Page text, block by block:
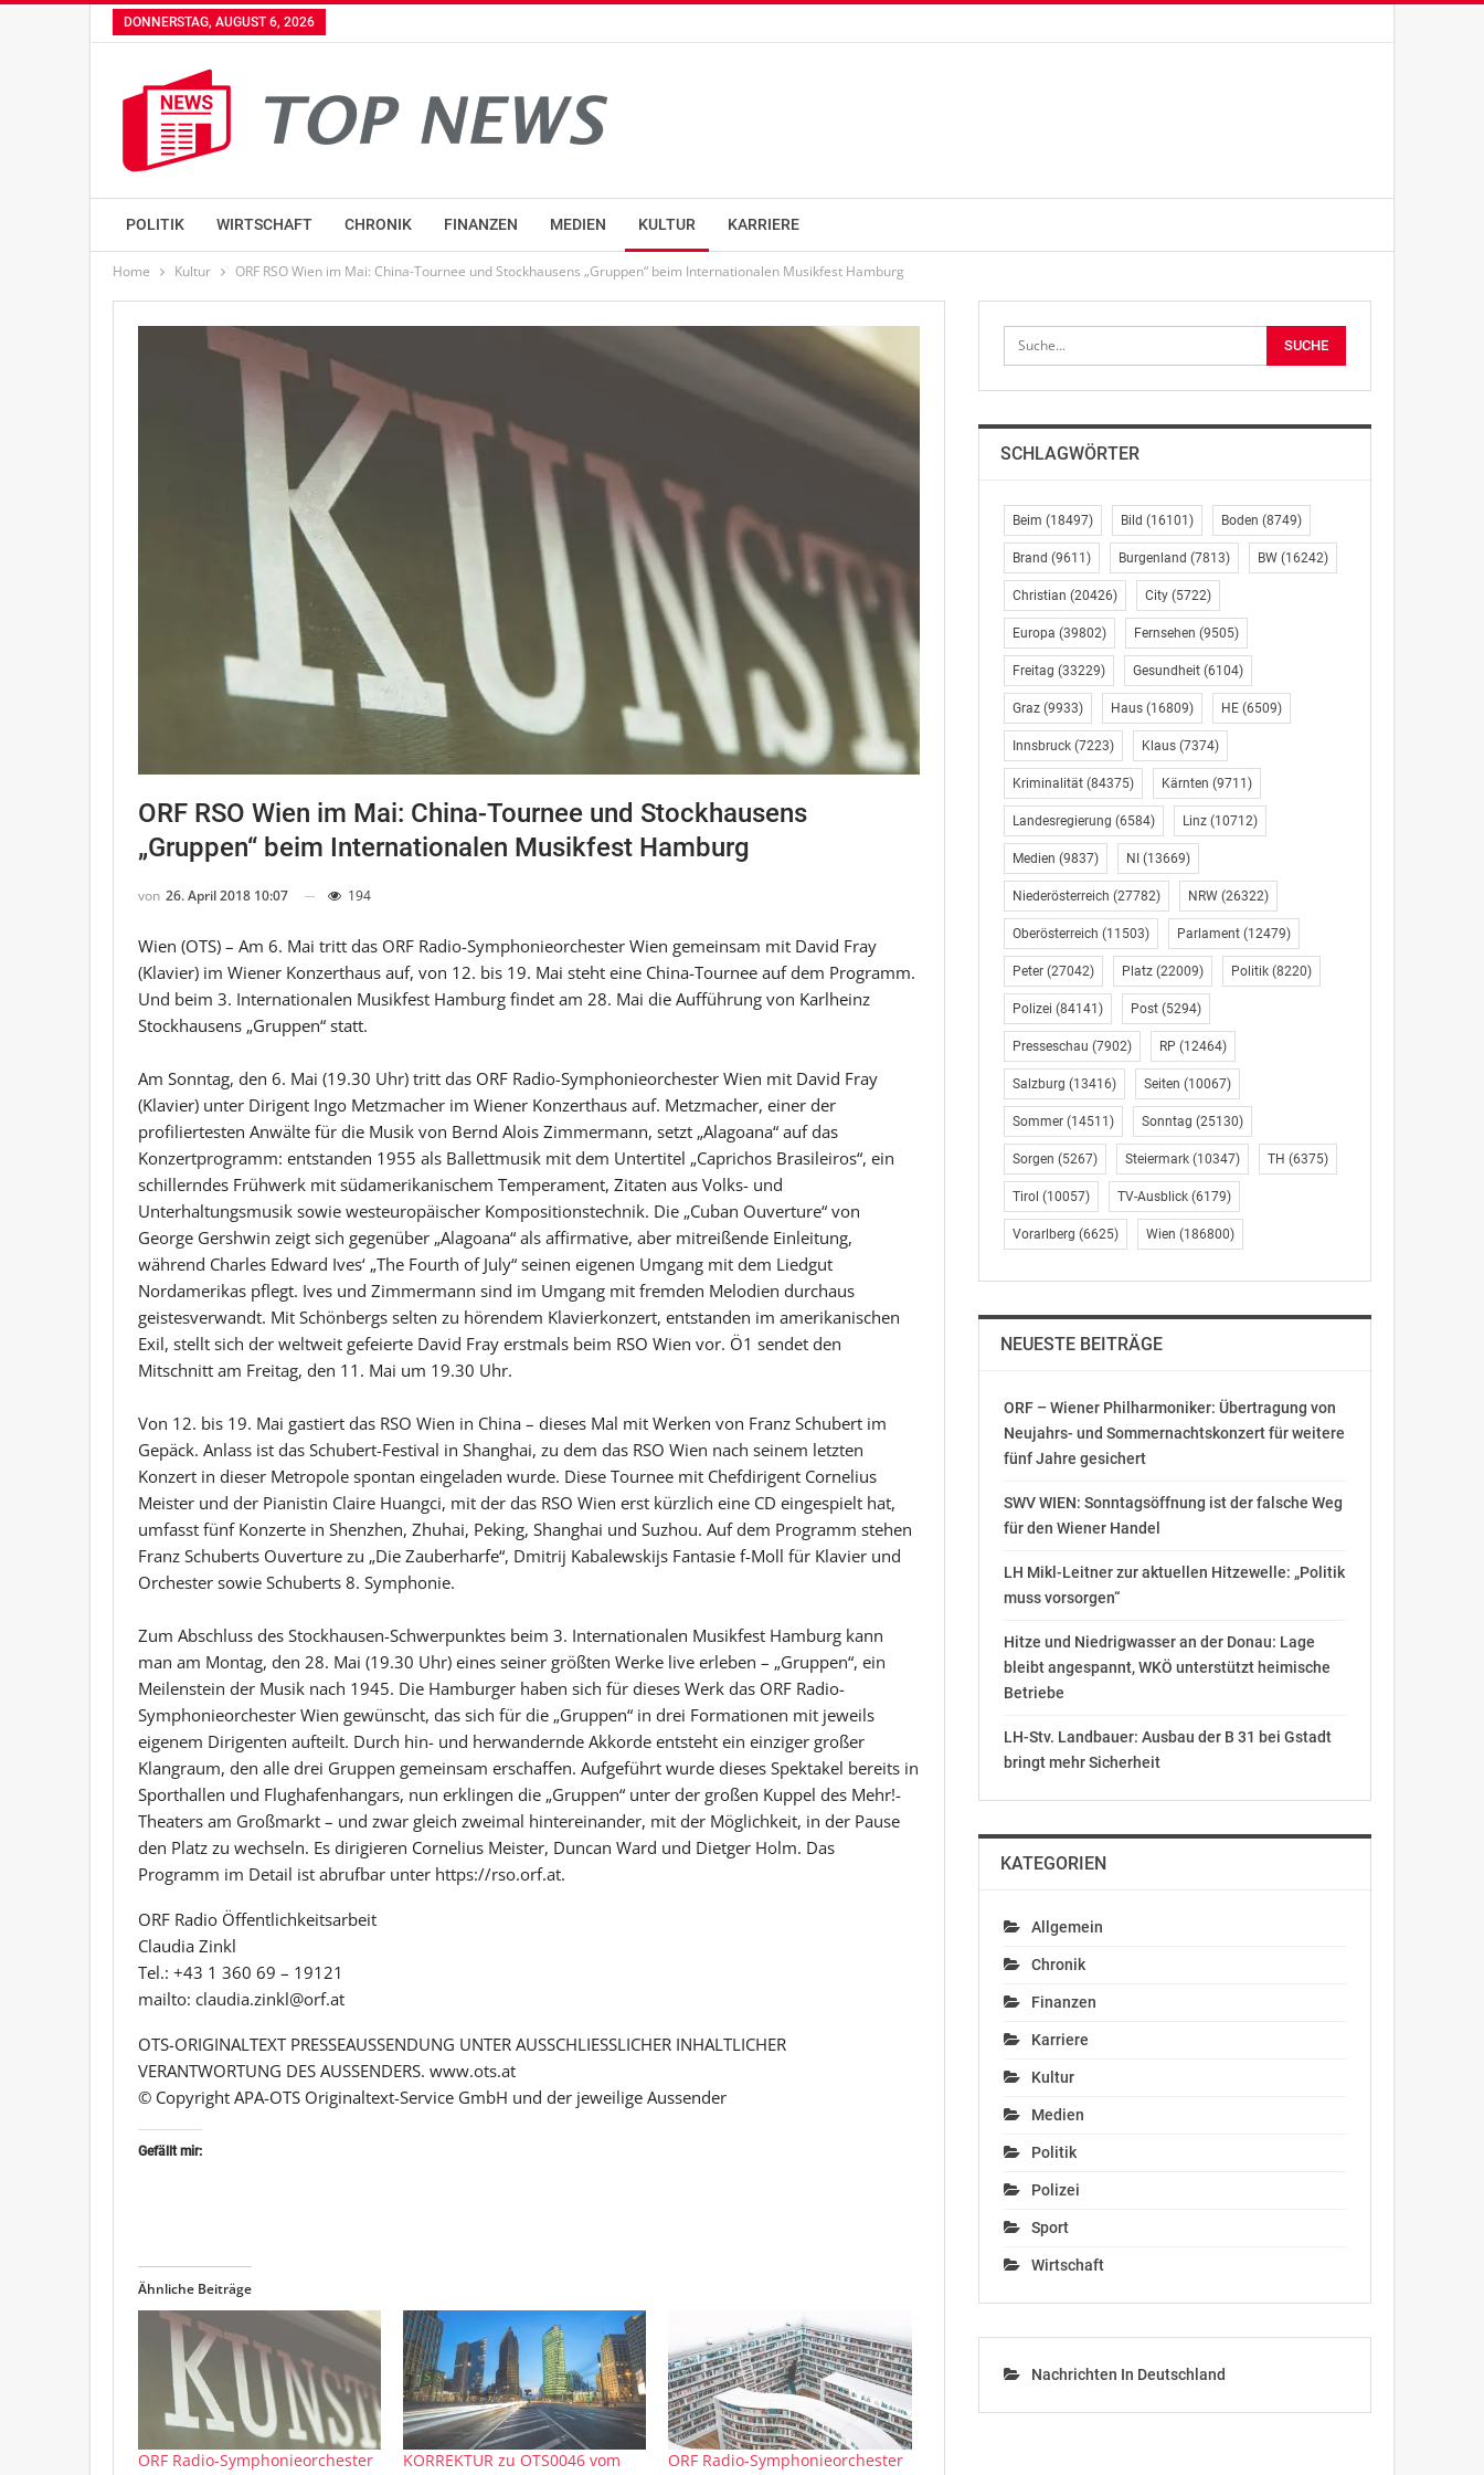
DONNERSTAG, AUGUST 6, 2026
POLITIK WIRTSCHAFT CHRONIK FINANZEN MEDIEN KULTUR KARRIERE
Home Kultur ORF RSO Wien im Mai: China-Tournee und Stockhausens „Gruppen“ beim Internationalen Musikfest Hamburg
ORF RSO Wien im Mai: China-Tournee und Stockhausens
„Gruppen“ beim Internationalen Musikfest Hamburg
von 26. April 2018 10:07 194
Wien (OTS) – Am 6. Mai tritt das ORF Radio-Symphonieorchester Wien gemeinsam mit David Fray
(Klavier) im Wiener Konzerthaus auf, von 12. bis 19. Mai steht eine China-Tournee auf dem Programm.
Und beim 3. Internationalen Musikfest Hamburg findet am 28. Mai die Aufführung von Karlheinz
Stockhausens „Gruppen“ statt.
Am Sonntag, den 6. Mai (19.30 Uhr) tritt das ORF Radio-Symphonieorchester Wien mit David Fray
(Klavier) unter Dirigent Ingo Metzmacher im Wiener Konzerthaus auf. Metzmacher, einer der
profiliertesten Anwälte für die Musik von Bernd Alois Zimmermann, setzt „Alagoana“ auf das
Konzertprogramm: entstanden 1955 als Ballettmusik mit dem Untertitel „Caprichos Brasileiros“, ein
schillerndes Frühwerk mit südamerikanischem Temperament, Zitaten aus Volks- und
Unterhaltungsmusik sowie westeuropäischer Kompositionstechnik. Die „Cuban Ouverture“ von
George Gershwin zeigt sich gegenüber „Alagoana“ als affirmative, aber mitreißende Einleitung,
während Charles Edward Ives‘ „The Fourth of July“ seinen eigenen Umgang mit dem Liedgut
Nordamerikas pflegt. Ives und Zimmermann sind im Umgang mit fremden Melodien durchaus
geistesverwandt. Mit Schönbergs selten zu hörendem Klavierkonzert, entstanden im amerikanischen
Exil, stellt sich der weltweit gefeierte David Fray erstmals beim RSO Wien vor. Ö1 sendet den
Mitschnitt am Freitag, den 11. Mai um 19.30 Uhr.
Von 12. bis 19. Mai gastiert das RSO Wien in China – dieses Mal mit Werken von Franz Schubert im
Gepäck. Anlass ist das Schubert-Festival in Shanghai, zu dem das RSO Wien nach seinem letzten
Konzert in dieser Metropole spontan eingeladen wurde. Diese Tournee mit Chefdirigent Cornelius
Meister und der Pianistin Claire Huangci, mit der das RSO Wien erst kürzlich eine CD eingespielt hat,
umfasst fünf Konzerte in Shenzhen, Zhuhai, Peking, Shanghai und Suzhou. Auf dem Programm stehen
Franz Schuberts Ouverture zu „Die Zauberharfe“, Dmitrij Kabalewskijs Fantasie f-Moll für Klavier und
Orchester sowie Schuberts 8. Symphonie.
Zum Abschluss des Stockhausen-Schwerpunktes beim 3. Internationalen Musikfest Hamburg kann
man am Montag, den 28. Mai (19.30 Uhr) eines seiner größten Werke live erleben – „Gruppen“, ein
Meilenstein der Musik nach 1945. Die Hamburger haben sich für dieses Werk das ORF Radio-
Symphonieorchester Wien gewünscht, das sich für die „Gruppen“ in drei Formationen mit jeweils
eigenem Dirigenten aufteilt. Durch hin- und herwandernde Akkorde entsteht ein einziger großer
Klangraum, den alle drei Gruppen gemeinsam erschaffen. Aufgeführt wurde dieses Spektakel bereits in
Sporthallen und Flughafenhangars, nun erklingen die „Gruppen“ unter der großen Kuppel des Mehr!-
Theaters am Großmarkt – und zwar gleich zweimal hintereinander, mit der Möglichkeit, in der Pause
den Platz zu wechseln. Es dirigieren Cornelius Meister, Duncan Ward und Dietger Holm. Das
Programm im Detail ist abrufbar unter https://rso.orf.at.
ORF Radio Öffentlichkeitsarbeit
Claudia Zinkl
Tel.: +43 1 360 69 – 19121
mailto: claudia.zinkl@orf.at
OTS-ORIGINALTEXT PRESSEAUSSENDUNG UNTER AUSSCHLIESSLICHER INHALTLICHER
VERANTWORTUNG DES AUSSENDERS. www.ots.at
© Copyright APA-OTS Originaltext-Service GmbH und der jeweilige Aussender
Gefällt mir:
Ähnliche Beiträge
ORF Radio-Symphonieorchester
KORREKTUR zu OTS0046 vom
ORF Radio-Symphonieorchester
SCHLAGWÖRTER
Beim (18497) Bild (16101) Boden (8749)
Brand (9611) Burgenland (7813) BW(16242)
Christian (20426) City(5722)
Europa (39802) Fernsehen (9505)
Freitag (33229) Gesundheit(6104)
Graz(9933) Haus(16809) HE(6509)
Innsbruck(7223) Klaus(7374)
Kriminalität(84375) Kärnten (9711)
Landesregierung (6584) Linz(10712)
Medien (9837) NI (13669)
Niederösterreich (27782) NRW(26322)
Oberösterreich (11503) Parlament(12479)
Peter(27042) Platz(22009) Politik(8220)
Polizei (84141) Post(5294)
Presseschau (7902) RP (12464)
Salzburg (13416) Seiten (10067)
Sommer(14511) Sonntag (25130)
Sorgen (5267) Steiermark(10347) TH (6375)
Tirol (10057) TV-Ausblick(6179)
Vorarlberg (6625) Wien (186800)
NEUESTE BEITRÄGE
ORF – Wiener Philharmoniker: Übertragung von
Neujahrs- und Sommernachtskonzert für weitere
fünf Jahre gesichert
SWV WIEN: Sonntagsöffnung ist der falsche Weg
für den Wiener Handel
LH Mikl-Leitner zur aktuellen Hitzewelle: „Politik
muss vorsorgen“
Hitze und Niedrigwasser an der Donau: Lage
bleibt angespannt, WKÖ unterstützt heimische
Betriebe
LH-Stv. Landbauer: Ausbau der B 31 bei Gstadt
bringt mehr Sicherheit
KATEGORIEN
Allgemein
Chronik
Finanzen
Karriere
Kultur
Medien
Politik
Polizei
Sport
Wirtschaft
Nachrichten In Deutschland